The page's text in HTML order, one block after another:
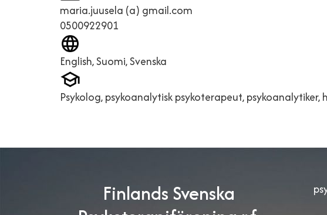
maria.juusela (a) gmail.com
0500922901
English, Suomi, Svenska
Psykolog, psykoanalytisk psykoterapeut, psykoanalytiker,
Finlands Svenska